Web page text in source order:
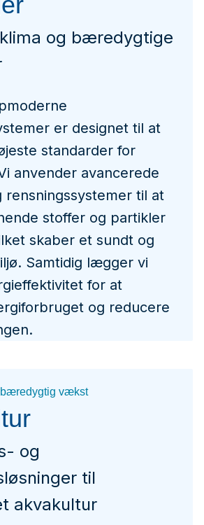
og bæredygtige
er designet til at
standarder for
anvender avancerede
rensningssystemer til at
stoffer og partikler
skaber et sundt og
Samtidig lægger vi
for at
og reducere
vækst
og
til
akvakultur